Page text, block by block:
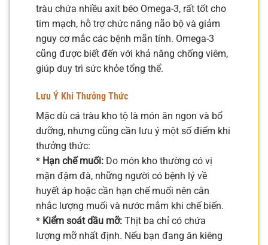
tràu chứa nhiều axit béo Omega-3, rất tốt cho
tim mạch, hỗ trợ chức năng não bộ và giảm
nguy cơ mắc các bệnh mãn tính. Omega-3
cũng được biết đến với khả năng chống viêm,
giúp duy trì sức khỏe tổng thể.
Lưu Ý Khi Thưởng Thức
Mặc dù cá tràu kho tộ là món ăn ngon và bổ
dưỡng, nhưng cũng cần lưu ý một số điểm khi
thưởng thức:
* Hạn chế muối: Do món kho thường có vị
mặn đậm đà, những người có bệnh lý về
huyết áp hoặc cần hạn chế muối nên cân
nhắc lượng muối và nước mắm khi chế biến.
* Kiểm soát dầu mỡ: Thịt ba chỉ có chứa
lượng mỡ nhất định. Nếu bạn đang ăn kiêng